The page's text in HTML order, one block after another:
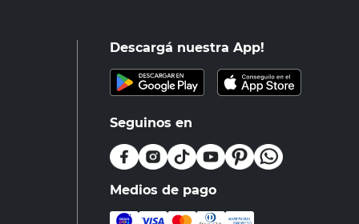
Descargá nuestra App!
Seguinos en
Medios de pago